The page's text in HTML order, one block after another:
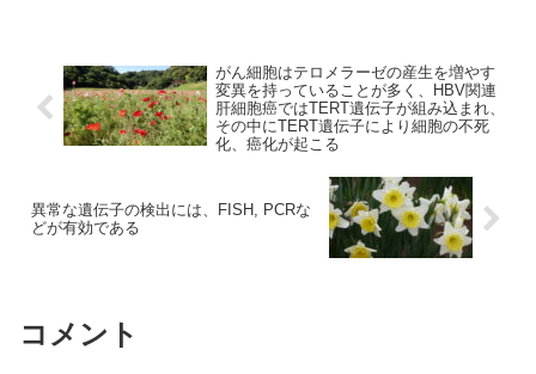
がん細胞はテロメラーゼの産生を増やす
変異を持っていることが多く、HBV関連
肝細胞癌ではTERT遺伝子が組み込まれ、
その中にTERT遺伝子により細胞の不死
化、癌化が起こる
異常な遺伝子の検出には、FISH, PCRな
どが有効である
コメント